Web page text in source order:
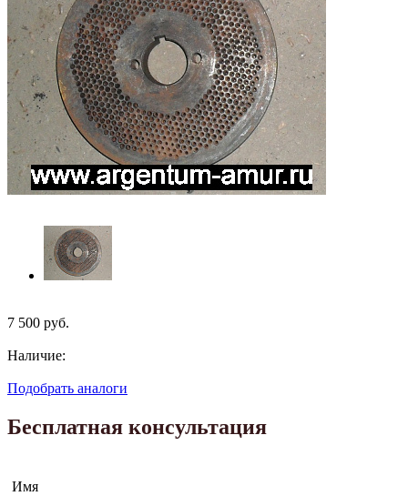
7 500 руб.
Наличие:
Подобрать аналоги
Бесплатная консультация
Имя